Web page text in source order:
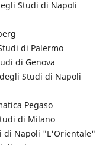
Studi di Napoli
di Palermo
di Genova
Studi di Napoli
Pegaso
di Milano
di Napoli "L'Orientale"